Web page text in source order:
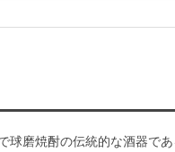
球磨焼酎の伝統的な酒器で